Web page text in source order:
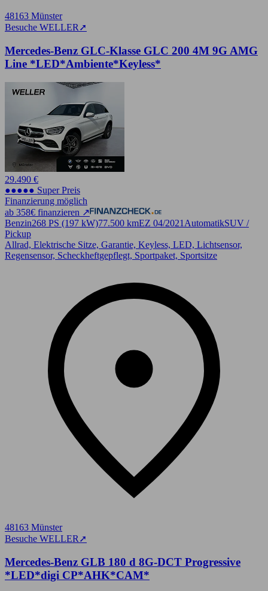
48163 Münster
Besuche WELLER➚
Mercedes-Benz GLC-Klasse GLC 200 4M 9G AMG
Line *LED*Ambiente*Keyless*
29.490 €
●●●●● Super Preis
Finanzierung möglich
ab 358€ finanzieren ↗
Benzin268 PS (197 kW)77.500 kmEZ 04/2021 AutomatikSUV /
Pickup
Allrad, Elektrische Sitze, Garantie, Keyless, LED, Lichtsensor,
Regensensor, Scheckheftgepflegt, Sportpaket, Sportsitze
48163 Münster
Besuche WELLER ➚
Mercedes-Benz GLB 180 d 8G-DCT Progressive
*LED*digi CP*AHK*CAM*